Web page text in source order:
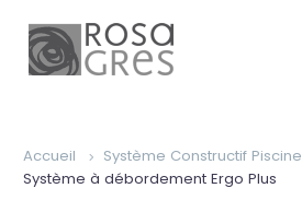
Accueil
Système Constructif Piscine
Système à débordement Ergo Plus